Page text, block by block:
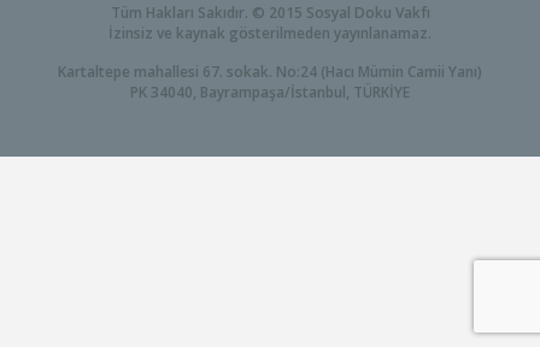
Tüm Hakları Sakıdır. © 2015 Sosyal Doku Vakfı
İzinsiz ve kaynak gösterilmeden yayınlanamaz.
Kartaltepe mahallesi 67. sokak. No:24 (Hacı Mümin Camii Yanı)
PK 34040, Bayrampaşa/İstanbul, TÜRKİYE